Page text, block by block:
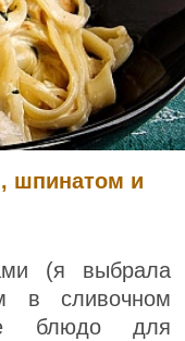
шпинатом и
(я выбрала
в сливочном
блюдо для